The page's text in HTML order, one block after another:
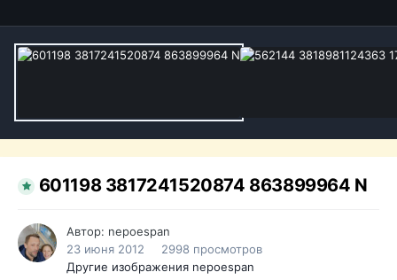
601198 3817241520874 863899964 N
Автор: nepoespan
23 июня 2012
2998 просмотров
Другие изображения nepoespan